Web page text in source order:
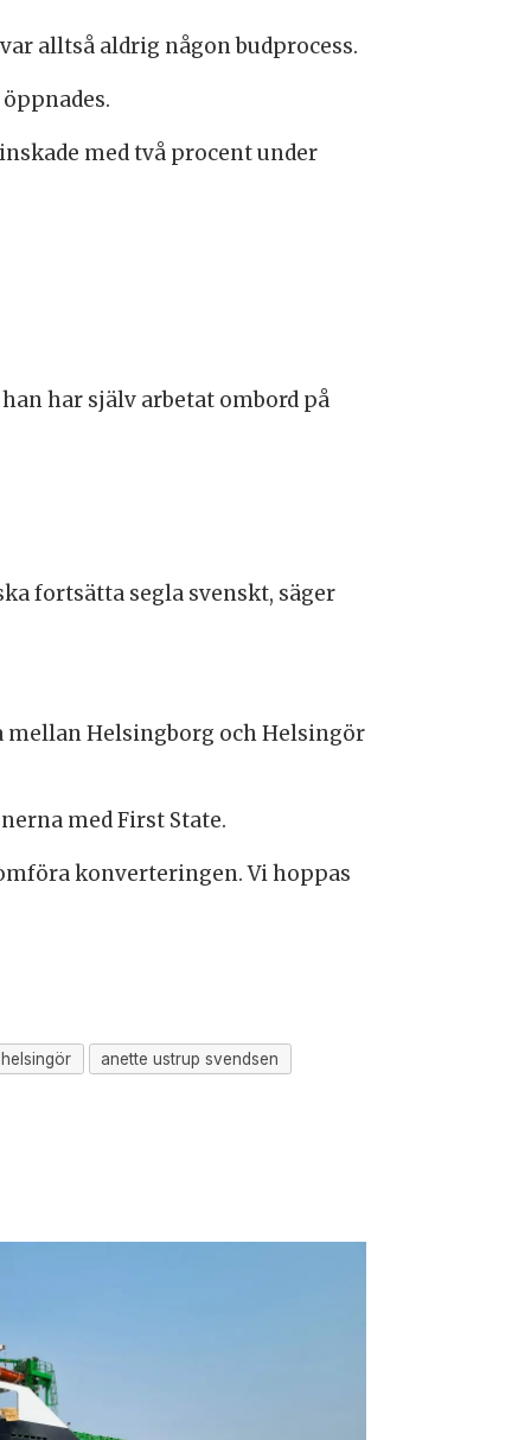
alltså aldrig någon budprocess.
med två procent under
har själv arbetat ombord på
fortsätta segla svenskt, säger
mellan Helsingborg och Helsingör
med First State.
konverteringen. Vi hoppas
anette ustrup svendsen